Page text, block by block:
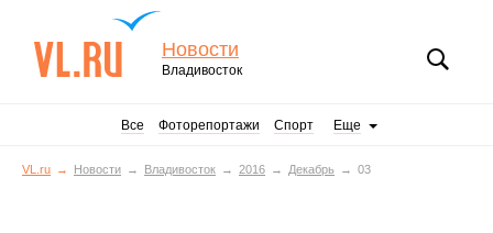
Новости
Владивосток
Все Фоторепортажи Спорт Еще
VL.ru Новости Владивосток 2016 Декабрь 03